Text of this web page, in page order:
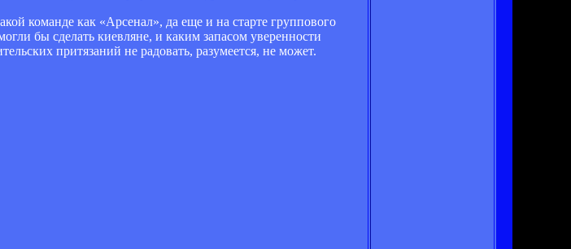
команде как «Арсенал», да еще и на старте группового
бы сделать киевляне, и каким запасом уверенности
притязаний не радовать, разумеется, не может.